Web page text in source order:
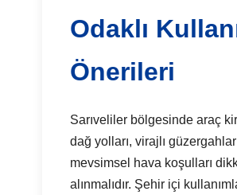
Odaklı
Önerileri
Sarıveliler bölgesinde araç
dağ yolları, virajlı
mevsimsel hava koşulları
alınmalıdır. Şehir içi